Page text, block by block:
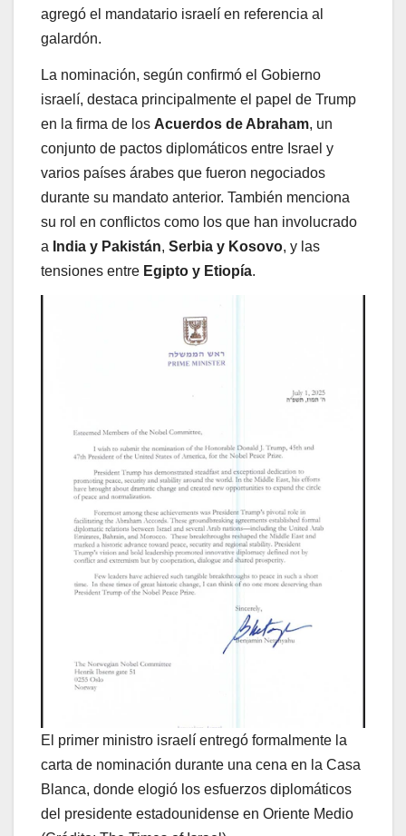
agregó el mandatario israelí en referencia al
galardón.
La nominación, según confirmó el Gobierno
israelí, destaca principalmente el papel de Trump
en la firma de los Acuerdos de Abraham, un
conjunto de pactos diplomáticos entre Israel y
varios países árabes que fueron negociados
durante su mandato anterior. También menciona
su rol en conflictos como los que han involucrado
a India y Pakistán, Serbia y Kosovo, y las
tensiones entre Egipto y Etiopía.
El primer ministro israelí entregó formalmente la
carta de nominación durante una cena en la Casa
Blanca, donde elogió los esfuerzos diplomáticos
del presidente estadounidense en Oriente Medio